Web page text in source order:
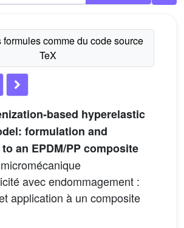
based hyperelastic
formulation and
an EPDM/PP composite
avec endommagement :
application à un composite